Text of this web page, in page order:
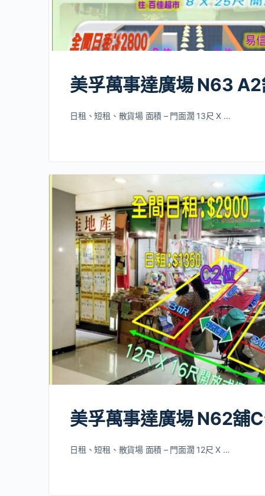
美孚萬事達廣場 N63
日租、短租、散貨場 面積 – 門面濶 13尺 X …
美孚萬事達廣場 N62舖
日租、短租、散貨場 面積 – 門面濶 12尺 X …